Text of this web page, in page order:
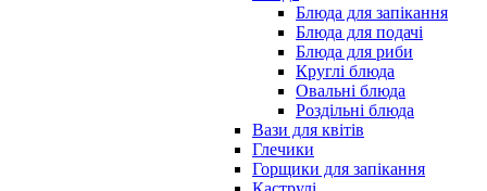
Блюда для запікання
Блюда для подачі
Блюда для риби
Круглі блюда
Овальні блюда
Роздільні блюда
Вази для квітів
Глечики
Горщики для запікання